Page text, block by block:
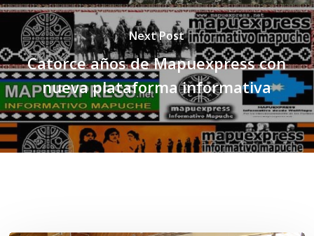
Next Post
Catorce años de Mapuexpress con
nueva plataforma informativa